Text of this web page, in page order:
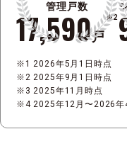
管理戸数
17,590戸
※2
2026年5月1日時点
2025年9月1日時点
2025年11月時点
2025年12月〜2026年